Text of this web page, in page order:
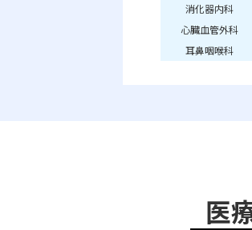
消化器内科
心臓血管外科
耳鼻咽喉科
医